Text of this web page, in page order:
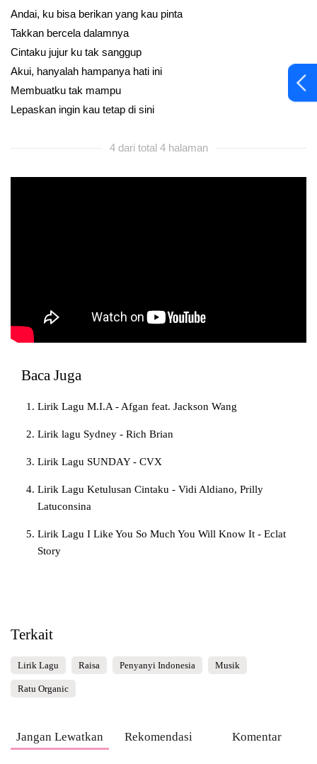
Andai, ku bisa berikan yang kau pinta
Takkan bercela dalamnya
Cintaku jujur ku tak sanggup
Akui, hanyalah hampanya hati ini
Membuatku tak mampu
Lepaskan ingin kau tetap di sini
4 dari total 4 halaman
Baca Juga
Lirik Lagu M.I.A - Afgan feat. Jackson Wang
Lirik lagu Sydney - Rich Brian
Lirik Lagu SUNDAY - CVX
Lirik Lagu Ketulusan Cintaku - Vidi Aldiano, Prilly
Latuconsina
Lirik Lagu I Like You So Much You Will Know It - Eclat
Story
Terkait
Lirik Lagu Raisa Penyanyi Indonesia Musik
Ratu Organic
Jangan Lewatkan Rekomendasi Komentar